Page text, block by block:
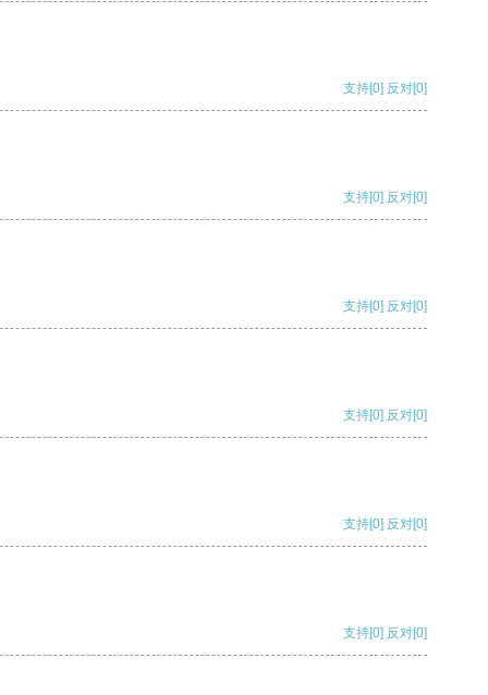
支持[0] 反对[0]
支持[0] 反对[0]
支持[0] 反对[0]
支持[0] 反对[0]
支持[0] 反对[0]
支持[0] 反对[0]